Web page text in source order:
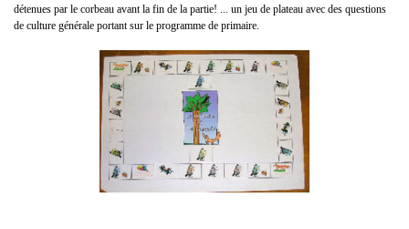
détenues par le corbeau avant la fin de la partie! ... un jeu de plateau avec des questions
de culture générale portant sur le programme de primaire.